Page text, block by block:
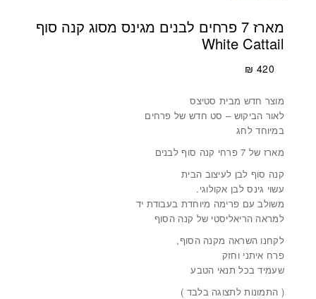
מארז 7 פרחים לבנים מגינס מסוג קנה סוף
White Cattail
₪ 420
מוצר חדש מבית סטיצס
לאור הביקוש – סט חדש של פרחים
במיוחד לחג
מארז של 7 פרחי קנה סוף לבנים
קנה סוף לבן לעיצוב הבית
עשוי גינס לבן אקולוגי.
משולב עם פרימה מיוחדת בעבודת יד
למראה הריאליסטי של קנה הסוף
לקחנו השראה מקנה הסוף,
פרח איתני וחזק
שעמיד בכל תנאי הטבע
( התמונות לתצוגה בלבד )